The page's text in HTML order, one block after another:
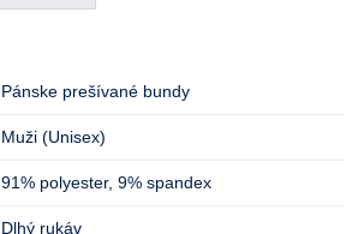
Pánske prešívané bundy
Muži (Unisex)
91% polyester, 9% spandex
Dlhý rukáv